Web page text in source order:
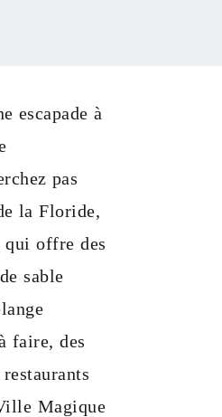
escapade à
pas
la Floride,
offre des
sable
faire, des
Magique